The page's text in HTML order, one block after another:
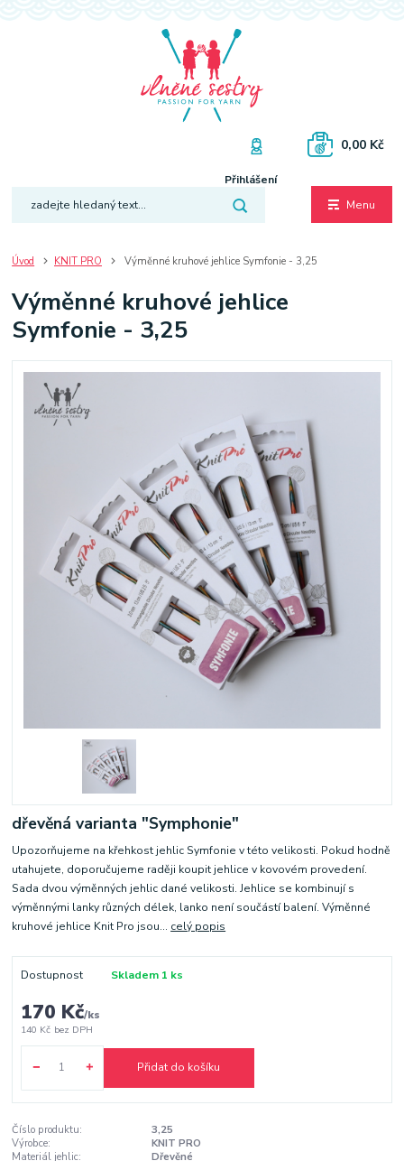
Menu
Přihlášení
0,00 Kč
Úvod KNIT PRO Výměnné kruhové jehlice Symfonie - 3,25
Výměnné kruhové jehlice
Symfonie - 3,25
dřevěná varianta "Symphonie"
Upozorňujeme na křehkost jehlic Symfonie v této velikosti. Pokud hodně
utahujete, doporučujeme raději koupit jehlice v kovovém provedení.
Sada dvou výměnných jehlic dané velikosti. Jehlice se kombinují s
výměnnými lanky různých délek, lanko není součástí balení. Výměnné
kruhové jehlice Knit Pro jsou... celý popis
Dostupnost Skladem 1 ks
170 Kč/ks
140 Kč bez DPH
Přidat do košíku
Číslo produktu:
3,25
Výrobce:
KNIT PRO
Materiál jehlic:
Dřevěné